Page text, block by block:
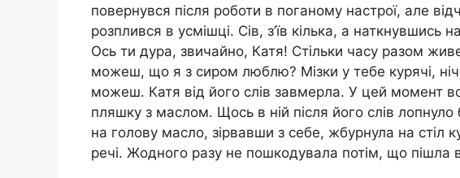
повернувся після роботи в поганому настрої, але
розплився в усмішці. Сів, з’їв кілька, а наткнувшись
Ось ти дура, звичайно, Катя! Стільки часу разом
можеш, що я з сиром люблю? Мізки у тебе курячі,
можеш. Катя від його слів завмерла. У цей момент
пляшку з маслом. Щось в ній після його слів
на голову масло, зірвавши з себе, жбурнула на стіл
речі. Жодного разу не пошкодувала потім, що пішла